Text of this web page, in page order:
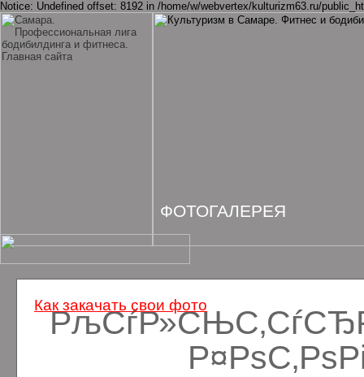
Notice: Undefined offset: 8192 in /home/w/webvertex/kulturizm63.ru/
ФОТОГАЛЕРЕЯ
Как закачать свои фото